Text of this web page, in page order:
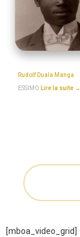
Rudolf Duala Manga
ESSIMO Lire la suite →
[mboa_video_grid]